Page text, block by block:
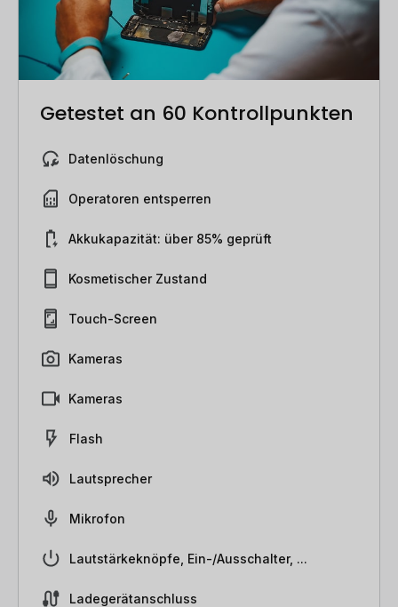
Getestet an 60 Kontrollpunkten
Datenlöschung
Operatoren entsperren
Akkukapazität: über 85% geprüft
Kosmetischer Zustand
Touch-Screen
Kameras
Kameras
Flash
Lautsprecher
Mikrofon
Lautstärkeknöpfe, Ein-/Ausschalter, ...
Ladegerätanschluss